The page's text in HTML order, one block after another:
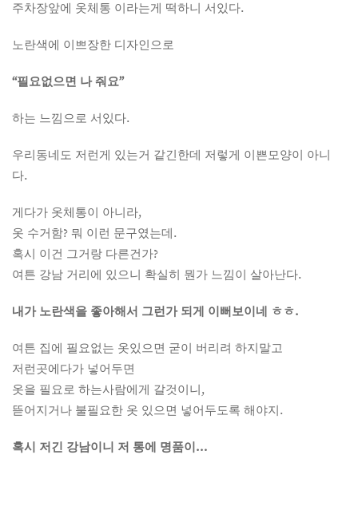
주차장앞에 옷체통 이라는게 떡하니 서있다.
노란색에 이쁘장한 디자인으로
“필요없으면 나 줘요”
하는 느낌으로 서있다.
우리동네도 저런게 있는거 같긴한데 저렇게 이쁜모양이 아니
다.
게다가 옷체통이 아니라,
옷 수거함? 뭐 이런 문구였는데.
혹시 이건 그거랑 다른건가?
여튼 강남 거리에 있으니 확실히 뭔가 느낌이 살아난다.
내가 노란색을 좋아해서 그런가 되게 이뻐보이네 ㅎㅎ.
여튼 집에 필요없는 옷있으면 굳이 버리려 하지말고
저런곳에다가 넣어두면
옷을 필요로 하는사람에게 갈것이니,
뜯어지거나 불필요한 옷 있으면 넣어두도록 해야지.
혹시 저긴 강남이니 저 통에 명품이…